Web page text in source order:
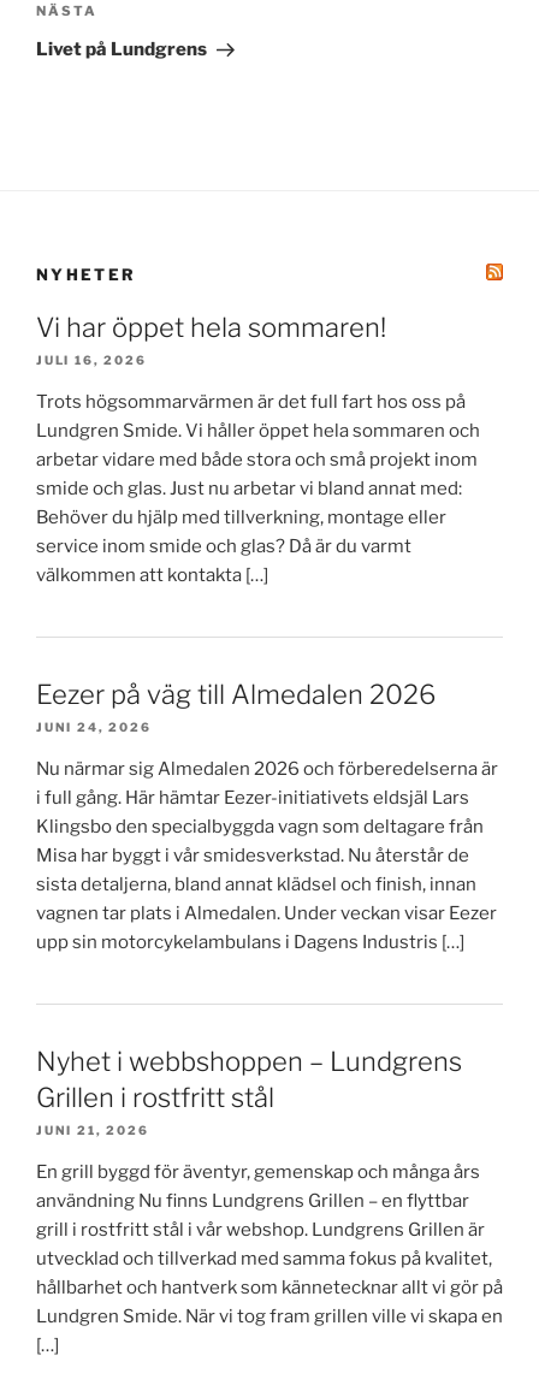
Nästa
inlägg
NÄSTA
Livet på Lundgrens
NYHETER
Vi har öppet hela sommaren!
JULI 16, 2026
Trots högsommarvärmen är det full fart hos oss på
Lundgren Smide. Vi håller öppet hela sommaren och
arbetar vidare med både stora och små projekt inom
smide och glas. Just nu arbetar vi bland annat med:
Behöver du hjälp med tillverkning, montage eller
service inom smide och glas? Då är du varmt
välkommen att kontakta […]
Eezer på väg till Almedalen 2026
JUNI 24, 2026
Nu närmar sig Almedalen 2026 och förberedelserna är
i full gång. Här hämtar Eezer-initiativets eldsjäl Lars
Klingsbo den specialbyggda vagn som deltagare från
Misa har byggt i vår smidesverkstad. Nu återstår de
sista detaljerna, bland annat klädsel och finish, innan
vagnen tar plats i Almedalen. Under veckan visar Eezer
upp sin motorcykelambulans i Dagens Industris […]
Nyhet i webbshoppen – Lundgrens
Grillen i rostfritt stål
JUNI 21, 2026
En grill byggd för äventyr, gemenskap och många års
användning Nu finns Lundgrens Grillen – en flyttbar
grill i rostfritt stål i vår webshop. Lundgrens Grillen är
utvecklad och tillverkad med samma fokus på kvalitet,
hållbarhet och hantverk som kännetecknar allt vi gör på
Lundgren Smide. När vi tog fram grillen ville vi skapa en
[…]